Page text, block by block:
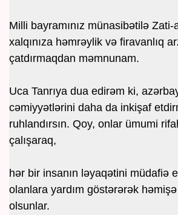
Milli bayramınız münasibətilə
xalqınıza həmrəylik və firavanlıq
çatdırmaqdan məmnunam.
Uca Tanrıya dua edirəm ki,
cəmiyyətlərini daha da inkişaf
ruhlandırsın. Qoy, onlar ümumi
çalışaraq,
hər bir insanın ləyaqətini müdafiə
olanlara yardım göstərərək
olsunlar.